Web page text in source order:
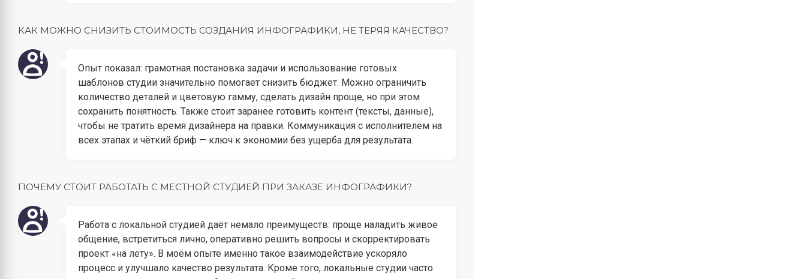
КАК МОЖНО СНИЗИТЬ СТОИМОСТЬ СОЗДАНИЯ ИНФОГРАФИКИ, НЕ ТЕРЯЯ КАЧЕСТВО?
Опыт показал: грамотная постановка задачи и использование готовых
шаблонов студии значительно помогает снизить бюджет. Можно ограничить
количество деталей и цветовую гамму, сделать дизайн проще, но при этом
сохранить понятность. Также стоит заранее готовить контент (тексты, данные),
чтобы не тратить время дизайнера на правки. Коммуникация с исполнителем на
всех этапах и чёткий бриф — ключ к экономии без ущерба для результата.
ПОЧЕМУ СТОИТ РАБОТАТЬ С МЕСТНОЙ СТУДИЕЙ ПРИ ЗАКАЗЕ ИНФОГРАФИКИ?
Работа с локальной студией даёт немало преимуществ: проще наладить живое
общение, встретиться лично, оперативно решить вопросы и скорректировать
проект «на лету». В моём опыте именно такое взаимодействие ускоряло
процесс и улучшало качество результата. Кроме того, локальные студии часто